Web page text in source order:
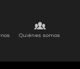
Quiénes somos